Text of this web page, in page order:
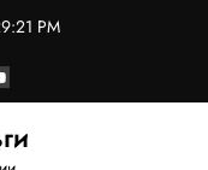
PM